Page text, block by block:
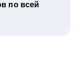
по всей